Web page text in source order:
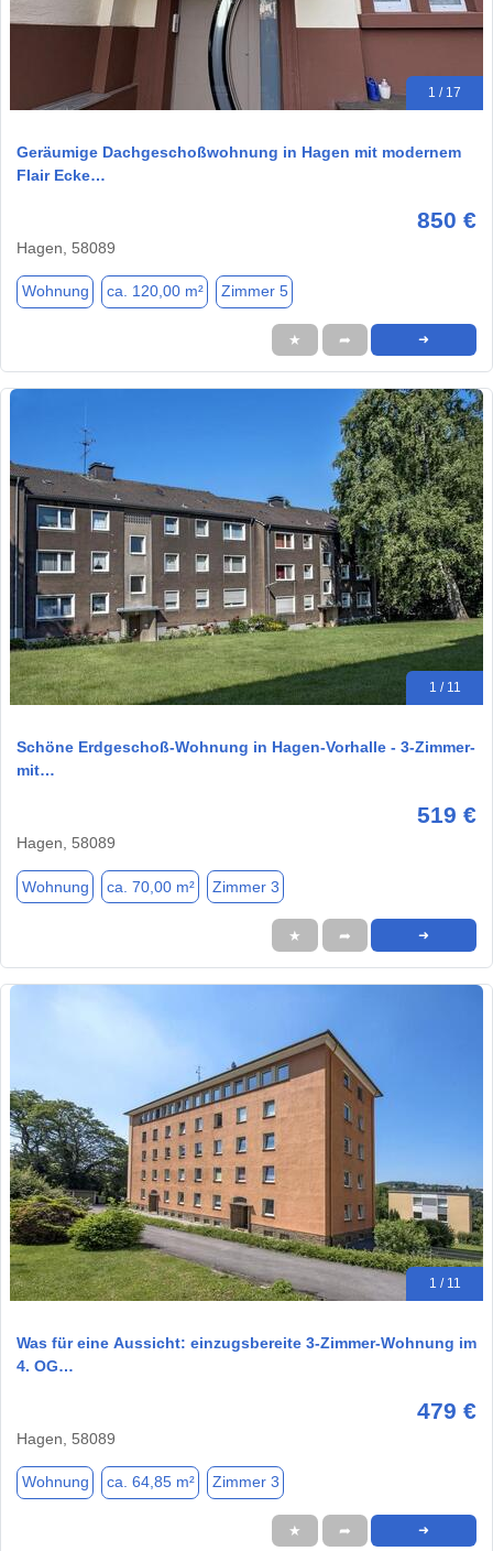
1 / 17
Geräumige Dachgeschoßwohnung in Hagen mit modernem
Flair Ecke…
850 €
Hagen, 58089
Wohnung ca. 120,00 m² Zimmer 5
★ ➦ ➜
1 / 11
Schöne Erdgeschoß-Wohnung in Hagen-Vorhalle - 3-Zimmer-
mit…
519 €
Hagen, 58089
Wohnung ca. 70,00 m² Zimmer 3
★ ➦ ➜
1 / 11
Was für eine Aussicht: einzugsbereite 3-Zimmer-Wohnung im
4. OG…
479 €
Hagen, 58089
Wohnung ca. 64,85 m² Zimmer 3
★ ➦ ➜